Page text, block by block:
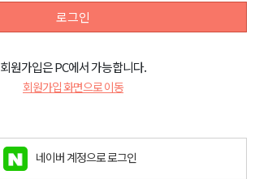
로그인
회원가입은 PC에서 가능합니다.
회원가입 화면으로 이동
네이버 계정으로 로그인